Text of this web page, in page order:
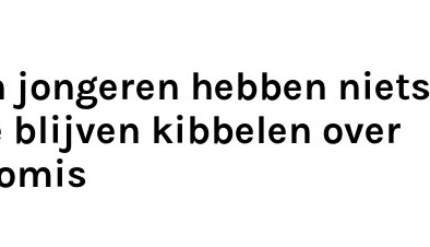
jongeren hebben niets
kibbelen over